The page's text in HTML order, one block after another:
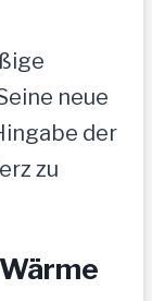
neue
der
zu